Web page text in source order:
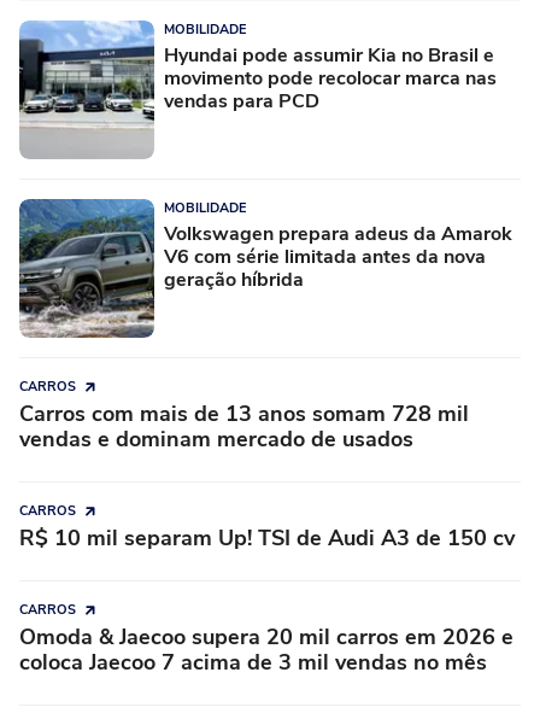
MOBILIDADE
Hyundai pode assumir Kia no Brasil e
movimento pode recolocar marca nas
vendas para PCD
MOBILIDADE
Volkswagen prepara adeus da Amarok
V6 com série limitada antes da nova
geração híbrida
CARROS
Carros com mais de 13 anos somam 728 mil
vendas e dominam mercado de usados
CARROS
R$ 10 mil separam Up! TSI de Audi A3 de 150 cv
CARROS
Omoda & Jaecoo supera 20 mil carros em 2026 e
coloca Jaecoo 7 acima de 3 mil vendas no mês